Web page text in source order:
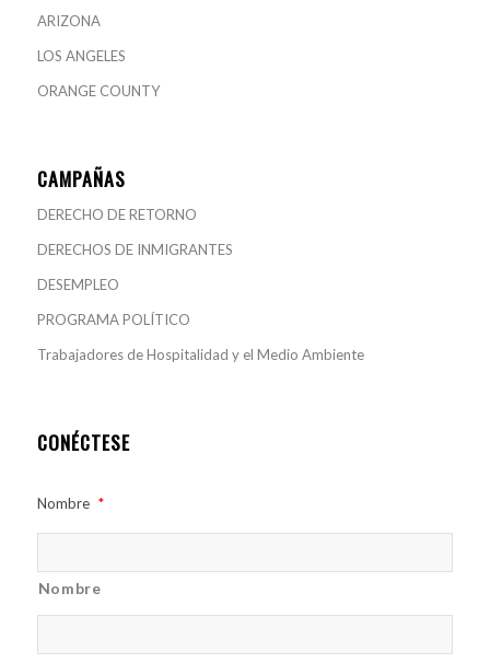
ARIZONA
LOS ANGELES
ORANGE COUNTY
CAMPAÑAS
DERECHO DE RETORNO
DERECHOS DE INMIGRANTES
DESEMPLEO
PROGRAMA POLÍTICO
Trabajadores de Hospitalidad y el Medio Ambiente
CONÉCTESE
Nombre *
Nombre